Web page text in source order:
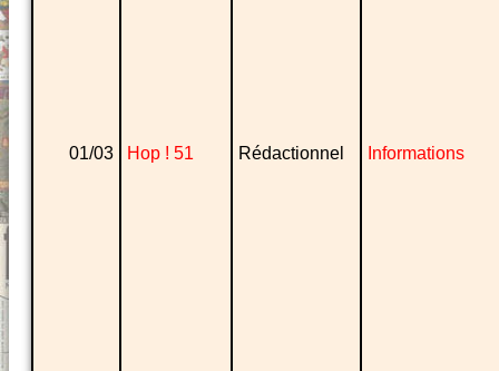
01/03 Hop ! 51 Rédactionnel Informations